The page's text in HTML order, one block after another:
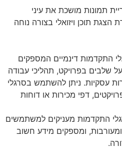
תמונות מושכת את עיני
תוכן ויזואלי בצורה נוחה
התקדמות דינמיים המספקים
שלבים בפרויקט, תהליכי עבודה
עסקיות. ניתן להשתמש בסרגלי
דפי מכירות או דוחות
התקדמות מעניקים למשתמשים
ומספקים מידע חשוב